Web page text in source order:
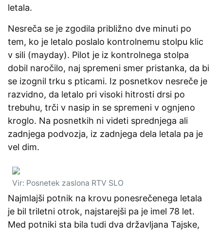
letala.
Nesreča se je zgodila približno dve minuti po
tem, ko je letalo poslalo kontrolnemu stolpu klic
v sili (mayday). Pilot je iz kontrolnega stolpa
dobil naročilo, naj spremeni smer pristanka, da bi
se izognil trku s pticami. Iz posnetkov nesreče je
razvidno, da letalo pri visoki hitrosti drsi po
trebuhu, trči v nasip in se spremeni v ognjeno
kroglo. Na posnetkih ni videti sprednjega ali
zadnjega podvozja, iz zadnjega dela letala pa je
vel dim.
Vir: Posnetek zaslona RTV SLO
Najmlajši potnik na krovu ponesrečenega letala
je bil triletni otrok, najstarejši pa je imel 78 let.
Med potniki sta bila tudi dva državljana Tajske,